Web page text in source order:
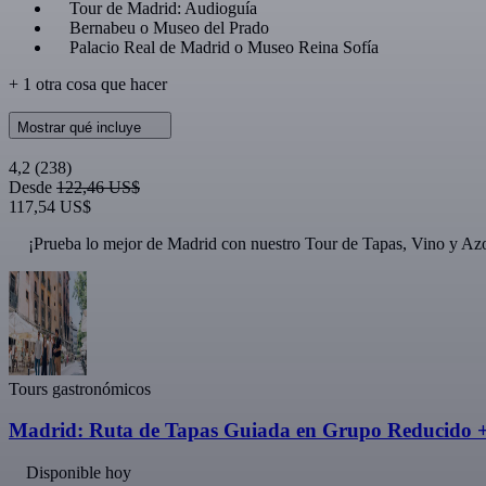
Tour de Madrid: Audioguía
Bernabeu o Museo del Prado
Palacio Real de Madrid o Museo Reina Sofía
+ 1 otra cosa que hacer
Mostrar qué incluye
4,2 (238)
Desde 122,46 US$
117,54 US$
¡Prueba lo mejor de Madrid con nuestro Tour de Tapas, Vino y
Tours gastronómicos
Madrid: Ruta de Tapas Guiada en Grupo Reducido
Disponible hoy